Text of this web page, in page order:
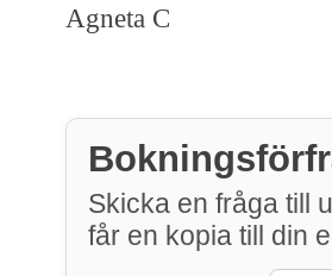
Agneta C
Skicka en fråga till
får en kopia till din